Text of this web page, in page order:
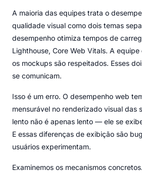
A maioria das equipes trata o
qualidade visual como dois temas
desempenho otimiza tempos de
Lighthouse, Core Web Vitals. A
os mockups são respeitados. Esses
se comunicam.
Isso é um erro. O desempenho web
mensurável no renderizado visual das
lento não é apenas lento — ele se
E essas diferenças de exibição são
usuários experimentam.
Examinemos os mecanismos concretos.